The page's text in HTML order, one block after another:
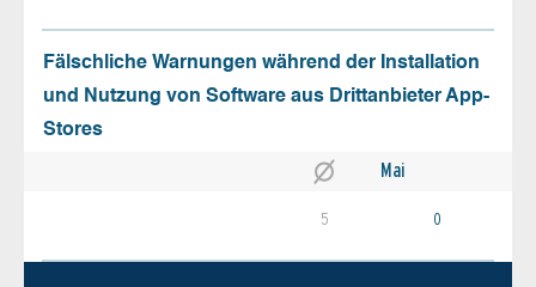
Fälschliche Warnungen während der Installation
und Nutzung von Software aus Drittanbieter App-
Stores
Mai
5 0